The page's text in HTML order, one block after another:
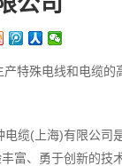
特殊电线和电缆
电缆(上海)有限公司
富、勇于创新的技